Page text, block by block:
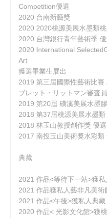
Competition優選
2020 台南新藝獎
2020 2020桃源美展水墨類
2020 台灣銀行青年藝術季 優
2020 International
Art
獲選畢業生展出
2019 第三屆國際性藝術比
ブレット・リットマン審査
2019 第20屆 磺溪美展水墨
2018 第37屆桃源美展水墨類
2018 林玉山教授創作獎 優選
2017 南投玉山美術獎水彩類
典藏
2021 作品<等待下一站>獲
2021 作品獲私人藝非凡美術
2021 作品<午後>獲私人典藏
2020 作品< 光影文化館>獲